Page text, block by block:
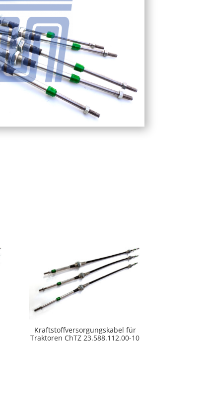
Kraftstoffversorgungskabel für
Traktoren ChTZ 23.588.112.00-10